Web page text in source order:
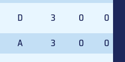
D 3 0
0
A 3 0
0